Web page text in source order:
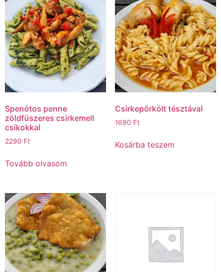
Spenótos penne
zöldfüszeres csirkemell
csíkokkal
2290 Ft
Tovább olvasom
Csirkepörkölt tésztával
1690 Ft
Kosárba teszem